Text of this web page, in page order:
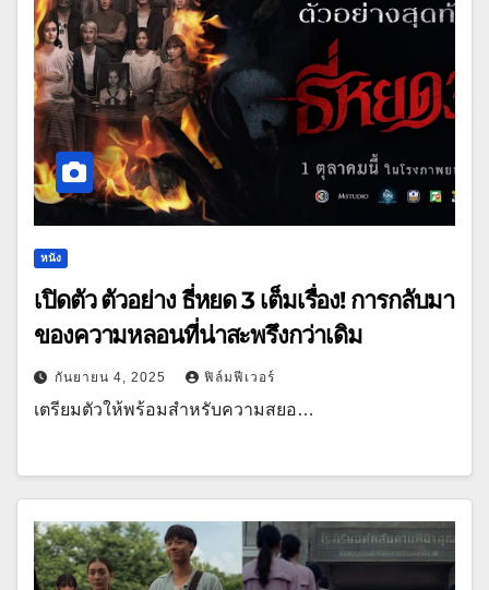
หนัง
เปิดตัว ตัวอย่าง ธี่หยด 3 เต็มเรื่อง! การกลับมา
ของความหลอนที่น่าสะพรึงกว่าเดิม
กันยายน 4, 2025 ฟิล์มฟีเวอร์
เตรียมตัวให้พร้อมสำหรับความสยอ…